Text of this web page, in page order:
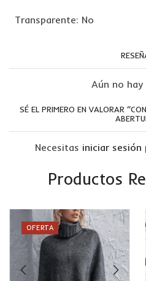
Transparente: No
Aún no hay
SÉ EL PRIMERO EN VALORAR
Necesitas iniciar sesión
Productos
OFERTA